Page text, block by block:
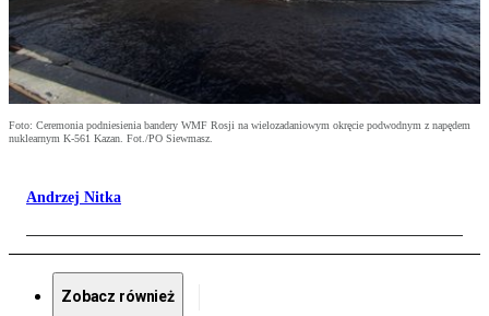
Foto: Ceremonia podniesienia bandery WMF Rosji na wielozadaniowym okręcie podwodnym z napędem
nuklearnym K-561 Kazan. Fot./PO Siewmasz.
Andrzej Nitka
Zobacz również